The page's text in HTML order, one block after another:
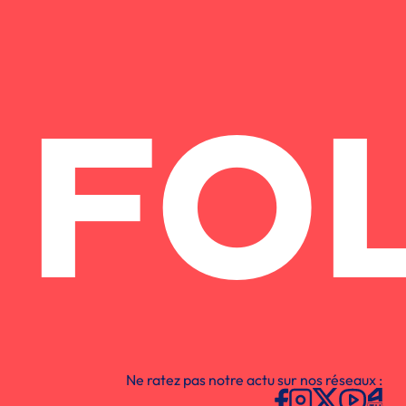
Ne ratez pas notre actu sur nos réseaux :